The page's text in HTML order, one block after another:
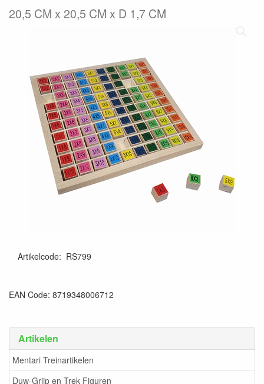
Artikelen
Mentari Treinartikelen
Duw-Grijp en Trek Figuren
20,5 CM x 20,5 CM x D 1,7 CM
Artikelcode: RS799
EAN Code: 8719348006712